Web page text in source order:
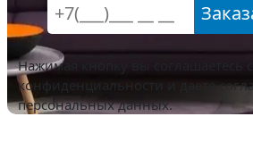
Нажимая кнопку вы соглашаетесь с
конфиденциальности и даете
персональных данных.